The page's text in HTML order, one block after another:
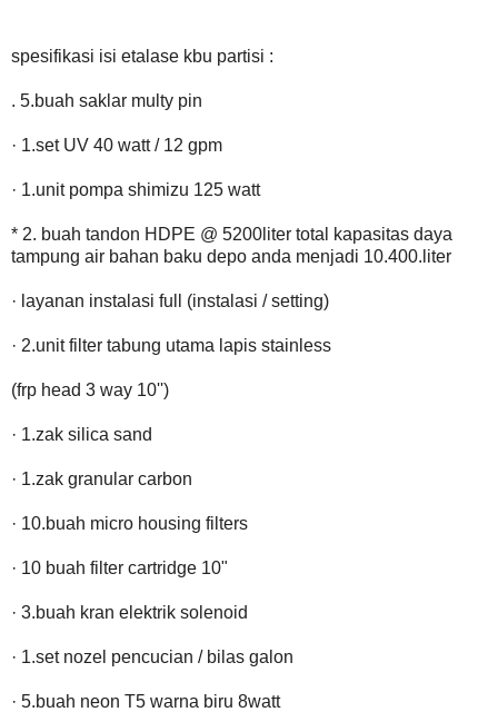
spesifikasi isi etalase kbu partisi :
. 5.buah saklar multy pin
· 1.set UV 40 watt / 12 gpm
· 1.unit pompa shimizu 125 watt
* 2. buah tandon HDPE @ 5200liter total kapasitas daya
tampung air bahan baku depo anda menjadi 10.400.liter
· layanan instalasi full (instalasi / setting)
· 2.unit filter tabung utama lapis stainless
(frp head 3 way 10'')
· 1.zak silica sand
· 1.zak granular carbon
· 10.buah micro housing filters
· 10 buah filter cartridge 10"
· 3.buah kran elektrik solenoid
· 1.set nozel pencucian / bilas galon
· 5.buah neon T5 warna biru 8watt